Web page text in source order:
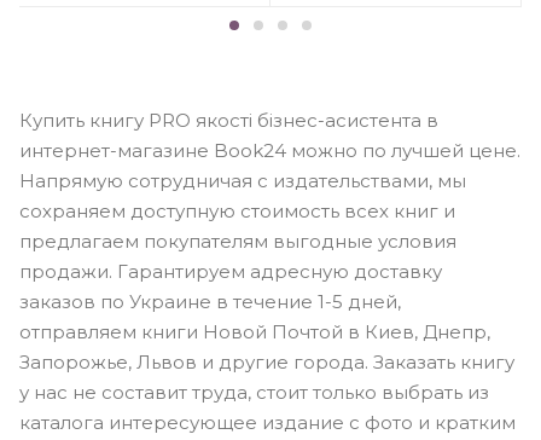
Купить книгу PRO якості бізнес-асистента в
интернет-магазине Book24 можно по лучшей цене.
Напрямую сотрудничая с издательствами, мы
сохраняем доступную стоимость всех книг и
предлагаем покупателям выгодные условия
продажи. Гарантируем адресную доставку
заказов по Украине в течение 1-5 дней,
отправляем книги Новой Почтой в Киев, Днепр,
Запорожье, Львов и другие города. Заказать книгу
у нас не составит труда, стоит только выбрать из
каталога интересующее издание с фото и кратким